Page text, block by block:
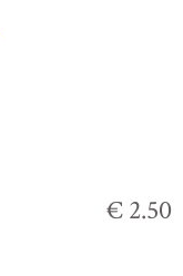
€ 2.50